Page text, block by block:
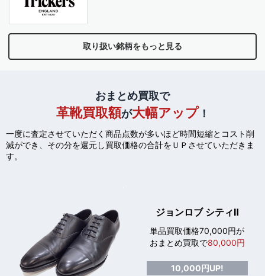
取り扱い銘柄をもっと見る
おまとめ買取で
革靴買取額が大幅アップ！
一度に査定させていただく商品点数が多いほど時間短縮とコスト削
減ができ、 その分を還元し買取価格の合計をＵＰさせていただきま
す。
ジョンロブ シティⅡ
単品買取価格70,000円が
おまとめ買取で80,000円
10,000円UP!